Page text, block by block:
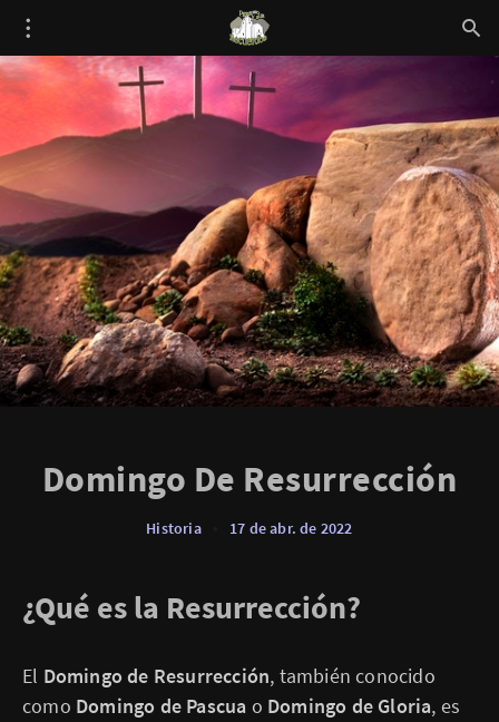
Domingo De Resurrección
Historia 17 de abr. de 2022
¿Qué es la Resurrección?
El Domingo de Resurrección, también conocido
como Domingo de Pascua o Domingo de Gloria, es